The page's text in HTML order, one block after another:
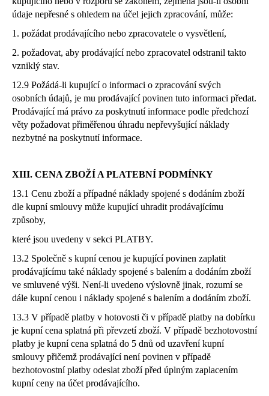
údaje nepřesné s ohledem na účel jejich zpracování, může:
1. požádat prodávajícího nebo zpracovatele o vysvětlení,
2. požadovat, aby prodávající nebo zpracovatel odstranil takto
vzniklý stav.
12.9 Požádá-li kupující o informaci o zpracování svých
osobních údajů, je mu prodávající povinen tuto informaci předat.
Prodávající má právo za poskytnutí informace podle předchozí
věty požadovat přiměřenou úhradu nepřevyšující náklady
nezbytné na poskytnutí informace.
XIII. CENA ZBOŽÍ A PLATEBNÍ PODMÍNKY
13.1 Cenu zboží a případné náklady spojené s dodáním zboží
dle kupní smlouvy může kupující uhradit prodávajícímu
způsoby,
které jsou uvedeny v sekci PLATBY.
13.2 Společně s kupní cenou je kupující povinen zaplatit
prodávajícímu také náklady spojené s balením a dodáním zboží
ve smluvené výši. Není-li uvedeno výslovně jinak, rozumí se
dále kupní cenou i náklady spojené s balením a dodáním zboží.
13.3 V případě platby v hotovosti či v případě platby na dobírku
je kupní cena splatná při převzetí zboží. V případě bezhotovostní
platby je kupní cena splatná do 5 dnů od uzavření kupní
smlouvy přičemž prodávající není povinen v případě
bezhotovostní platby odeslat zboží před úplným zaplacením
kupní ceny na účet prodávajícího.